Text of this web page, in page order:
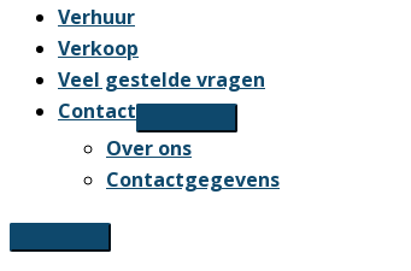
Verhuur
Verkoop
Veel gestelde vragen
Contact
Over ons
Contactgegevens